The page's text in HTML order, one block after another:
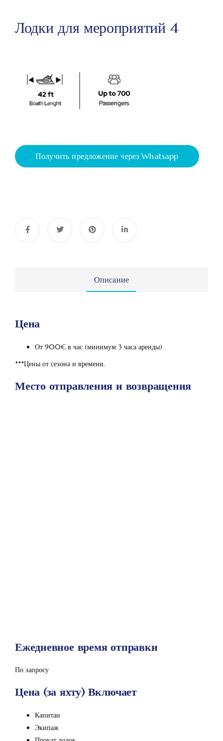
Лодки для мероприятий 4
Получить предложение через Whatsapp
Описание
Цена
От 900€ в час (минимум 3 часа аренды)
***Цены от сезона и времени.
Место отправления и возвращения
Ежедневное время отправки
По запросу
Цена (за яхту) Включает
Капитан
Экипаж